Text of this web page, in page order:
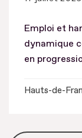
Emploi et
dynamique
en
Hauts-de-